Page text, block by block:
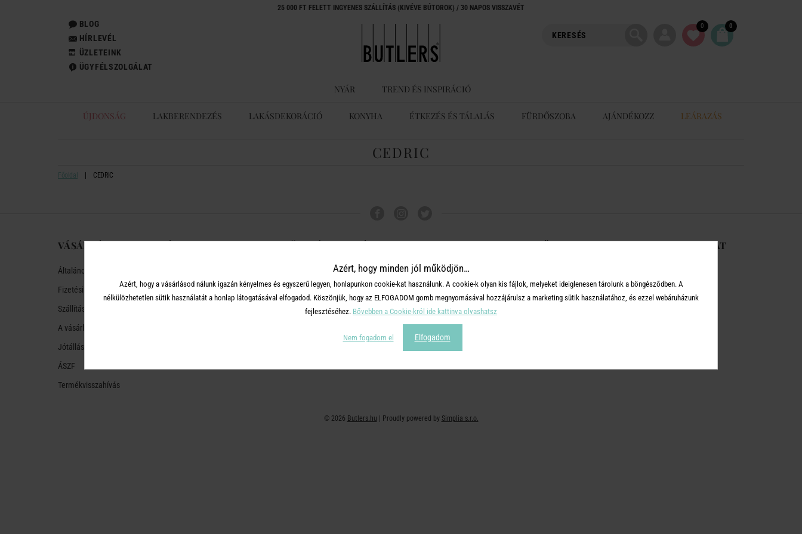
25 000 FT FELETT INGYENES SZÁLLÍTÁS (KIVÉVE BÚTOROK) / 30 NAPOS VISSZAVÉT
BLOG
HÍRLEVÉL
ÜZLETEINK
ÜGYFÉLSZOLGÁLAT
0 0
NYÁR TREND ÉS INSPIRÁCIÓ
ÚJDONSÁG LAKBERENDEZÉS LAKÁSDEKORÁCIÓ KONYHA ÉTKEZÉS ÉS TÁLALÁS FÜRDŐSZOBA AJÁNDÉKOZZ LEÁRAZÁS
CEDRIC
Főoldal CEDRIC
VÁSÁRLÁSI TUDNIVALÓK
Általános tudnivalók
Fizetési módok
Szállítási módok és költségek
A vásárlástól való ellálás
Jótállás
ÁSZF
Termékvisszahívás
ÜGYFÉLSZOLGÁLAT
+36 30 726 9588 ( H-P: 10-16 )
webshop@butlers.hu
A BUTLERS-RŐL
Impresszum
Ajándékkártya
KAPCSOLAT
Elérhetőségek
© 2026 Butlers.hu | Proudly powered by Simplia s.r.o.
Azért, hogy minden jól működjön…
Azért, hogy a vásárlásod nálunk igazán kényelmes és egyszerű legyen, honlapunkon cookie-kat használunk. A cookie-k olyan kis fájlok, melyeket ideiglenesen tárolunk a böngésződben. A
nélkülözhetetlen sütik használatát a honlap látogatásával elfogadod. Köszönjük, hogy az ELFOGADOM gomb megnyomásával hozzájárulsz a marketing sütik használatához, és ezzel webáruházunk
fejlesztéséhez. Bővebben a Cookie-król ide kattinva olvashatsz
Nem fogadom el Elfogadom